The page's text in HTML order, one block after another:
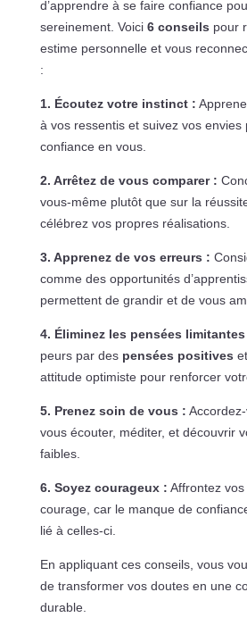
d’apprendre à se faire confiance
sereinement. Voici 6 conseils pour
estime personnelle et vous
:
1. Écoutez votre instinct :
à vos ressentis et suivez vos envies
confiance en vous.
2. Arrêtez de vous comparer :
vous-même plutôt que sur la
célébrez vos propres réalisations.
3. Apprenez de vos erreurs :
comme des opportunités
permettent de grandir et de vous
4. Éliminez les pensées limitantes
peurs par des pensées positives
attitude optimiste pour renforcer
5. Prenez soin de vous :
vous écouter, méditer, et découvrir
faibles.
6. Soyez courageux : Affrontez
courage, car le manque de
lié à celles-ci.
En appliquant ces conseils, vous
de transformer vos doutes en une
durable.